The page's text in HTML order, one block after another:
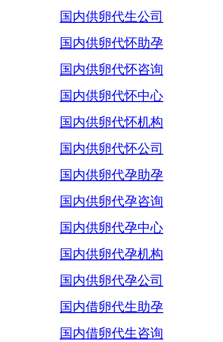
国内供卵代生公司
国内供卵代怀助孕
国内供卵代怀咨询
国内供卵代怀中心
国内供卵代怀机构
国内供卵代怀公司
国内供卵代孕助孕
国内供卵代孕咨询
国内供卵代孕中心
国内供卵代孕机构
国内供卵代孕公司
国内借卵代生助孕
国内借卵代生咨询